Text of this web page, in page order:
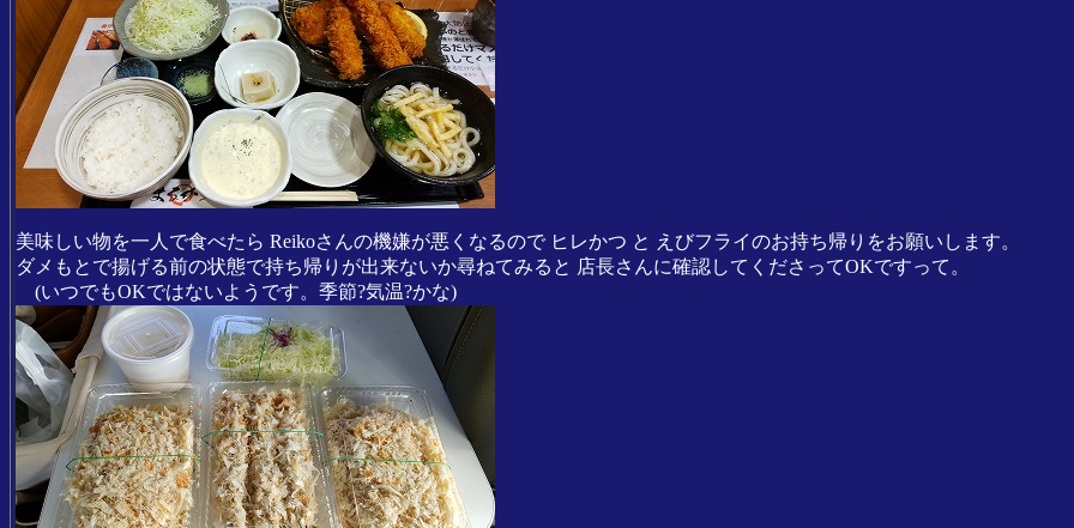
美味しい物を一人で食べたら Reikoさんの機嫌が悪くなるので ヒレかつ と えびフライのお持ち帰りをお願いします。
ダメもとで揚げる前の状態で持ち帰りが出来ないか尋ねてみると 店長さんに確認してくださってOKですって。
(いつでもOKではないようです。季節?気温?かな)